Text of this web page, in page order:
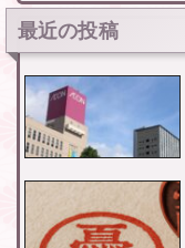
最近の投稿